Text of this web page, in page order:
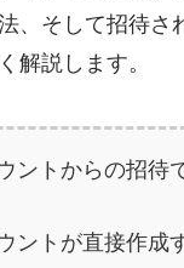
、そして招待さ
解説します。
ントからの招待
ントが直接作成